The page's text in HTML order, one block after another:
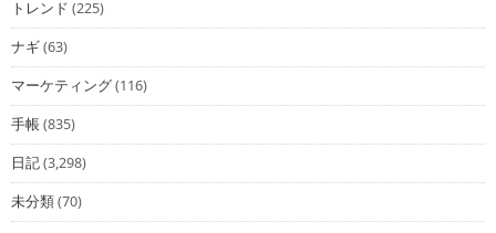
トレンド (225)
ナギ(63)
マーケティング(116)
手帳(835)
日記(3,298)
未分類(70)